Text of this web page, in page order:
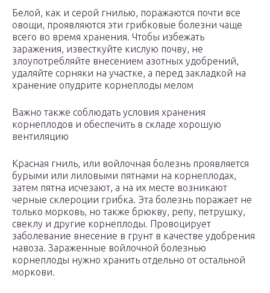
Белой, как и серой гнилью, поражаются почти все
овощи, проявляются эти грибковые болезни чаще
всего во время хранения. Чтобы избежать
заражения, известкуйте кислую почву, не
злоупотребляйте внесением азотных удобрений,
удаляйте сорняки на участке, а перед закладкой на
хранение опудрите корнеплоды мелом
Важно также соблюдать условия хранения
корнеплодов и обеспечить в складе хорошую
вентиляцию
Красная гниль, или войлочная болезнь проявляется
бурыми или лиловыми пятнами на корнеплодах,
затем пятна исчезают, а на их месте возникают
черные склероции грибка. Эта болезнь поражает не
только морковь, но также брюкву, репу, петрушку,
свеклу и другие корнеплоды. Провоцирует
заболевание внесение в грунт в качестве удобрения
навоза. Зараженные войлочной болезнью
корнеплоды нужно хранить отдельно от остальной
моркови.